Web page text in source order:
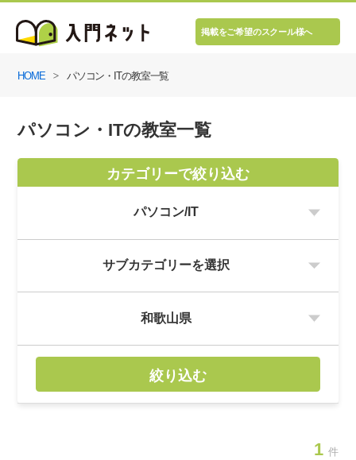
掲載をご希望のスクール様へ
HOME パソコン・ITの教室一覧
パソコン・ITの教室一覧
カテゴリーで絞り込む
絞り込む
1 件